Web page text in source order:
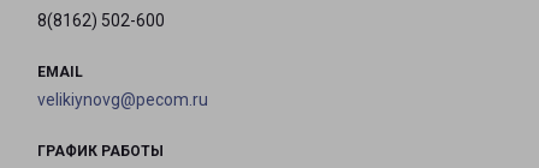
8(8162) 502-600
EMAIL
velikiynovg@pecom.ru
ГРАФИК РАБОТЫ